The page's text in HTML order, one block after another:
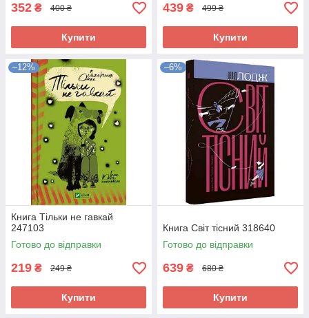
352 ₴ 400 ₴
Купити
439 ₴ 499 ₴
Купити
–12%
Книга Тільки не гавкай
247103
Готово до відправки
219 ₴ 249 ₴
Купити
–6%
Книга Світ тісний 318640
Готово до відправки
639 ₴ 680 ₴
Купити